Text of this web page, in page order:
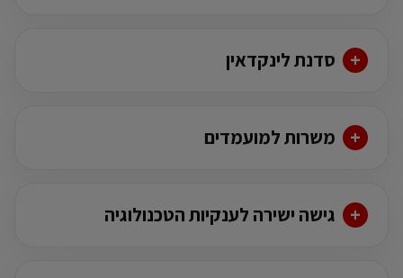
סדנת לינקדאין
משרות למועמדים
גישה ישירה לענקיות הטכנולוגיה